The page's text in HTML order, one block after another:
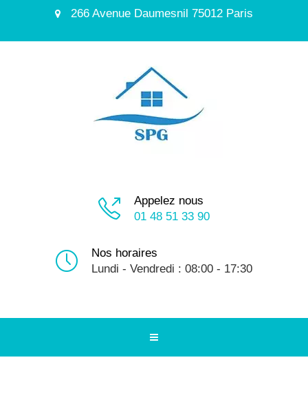
266 Avenue Daumesnil 75012 Paris
Appelez nous
01 48 51 33 90
Nos horaires
Lundi - Vendredi : 08:00 - 17:30